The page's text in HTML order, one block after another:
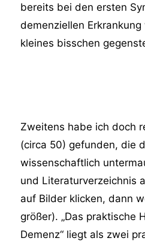
bereits bei den ersten
demenziellen
kleines bisschen
Zweitens habe ich doch
(circa 50) gefunden, die
wissenschaftlich
und Literaturverzeichnis
auf Bilder klicken, dann
größer). „Das praktische
Demenz“ liegt als zwei